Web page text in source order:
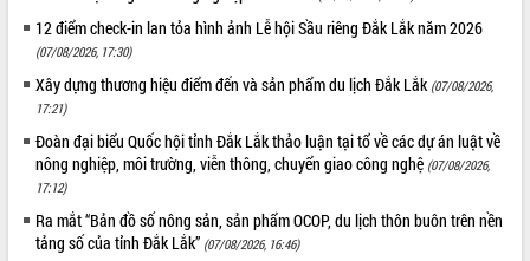
Lắk
Khơi thông điểm nghẽn, đẩy nhanh
giải ngân vốn khắc phục thiên tai
HĐND tỉnh thông qua điều chỉnh Quy
hoạch tỉnh thời kỳ 2021-2030
Hội thảo góp ý hồ sơ điều chỉnh quy
hoạch tỉnh Đắk Lắk thời kỳ 2021-2030,
tầm nhìn đến năm 2050
Nâng cao hiệu quả hoạt động của các
12 điểm check-in lan tỏa hình ảnh Lễ hội Sầu riêng Đắk Lắk năm 2026
(07/08/2026, 17:30)
Xây dựng thương hiệu điểm đến và sản phẩm du lịch Đắk Lắk (07/08/2026,
17:21)
Đoàn đại biểu Quốc hội tỉnh Đắk Lắk thảo luận tại tổ về các dự án luật về
nông nghiệp, môi trường, viễn thông, chuyển giao công nghệ (07/08/2026,
17:12)
Ra mắt “Bản đồ số nông sản, sản phẩm OCOP, du lịch thôn buôn trên nền
tảng số của tỉnh Đắk Lắk” (07/08/2026, 16:46)